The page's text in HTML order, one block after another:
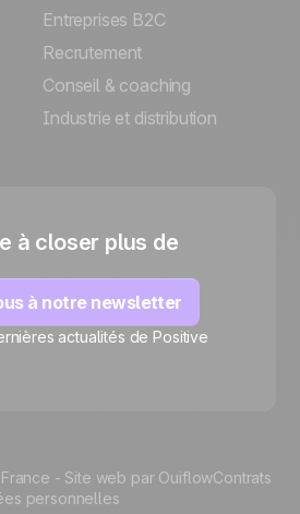
Entreprises B2C
Recrutement
Conseil & coaching
Industrie et distribution
à closer plus de
à notre newsletter
actualités de Positive
- Site web par OuiflowContrats
personnelles